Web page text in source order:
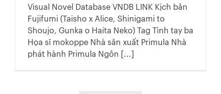
Visual Novel Database VNDB LINK Kịch bản
Fujifumi (Taisho x Alice, Shinigami to
Shoujo, Gunka o Haita Neko) Tag Tình tay ba
Họa sĩ mokoppe Nhà sản xuất Primula Nhà
phát hành Primula Ngôn [...]